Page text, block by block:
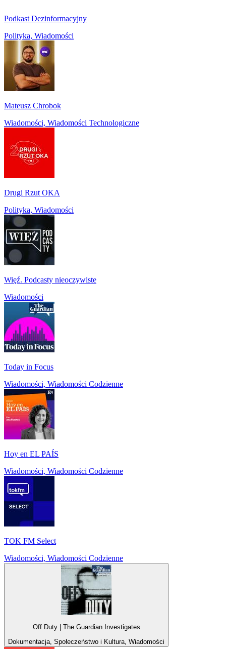
Podkast Dezinformacyjny
Polityka, Wiadomości
Mateusz Chrobok
Wiadomości, Wiadomości Technologiczne
Drugi Rzut OKA
Polityka, Wiadomości
Więź. Podcasty nieoczywiste
Wiadomości
Today in Focus
Wiadomości, Wiadomości Codzienne
Hoy en EL PAÍS
Wiadomości, Wiadomości Codzienne
TOK FM Select
Wiadomości, Wiadomości Codzienne
Off Duty | The Guardian Investigates
Dokumentacja, Społeczeństwo i Kultura, Wiadomości